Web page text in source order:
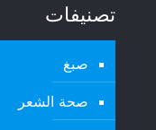
تصنيفات
صبغ
صحة الشعر